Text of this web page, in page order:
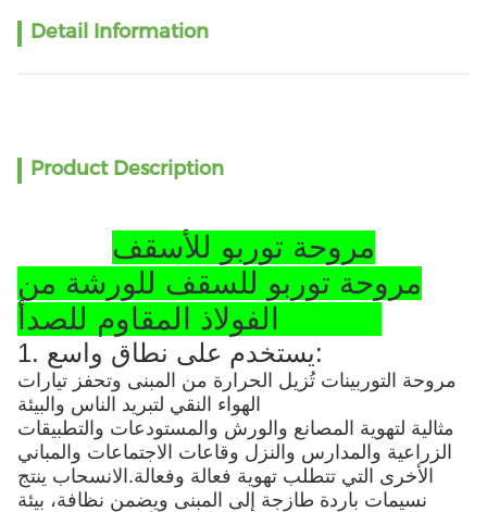
Detail Information
Product Description
مروحة توربو للأسقف
مروحة توربو للسقف للورشة من
1. يستخدم على نطاق واسع:
مروحة التوربينات تُزيل الحرارة من المبنى وتحفز تيارات
الهواء النقي لتبريد الناس والبيئة
مثالية لتهوية المصانع والورش والمستودعات والتطبيقات
الزراعية والمدارس والنزل وقاعات الاجتماعات والمباني
الأخرى التي تتطلب تهوية فعالة وفعالة.الانسحاب ينتج
نسيمات باردة طازجة إلى المبنى ويضمن نظافة، بيئة